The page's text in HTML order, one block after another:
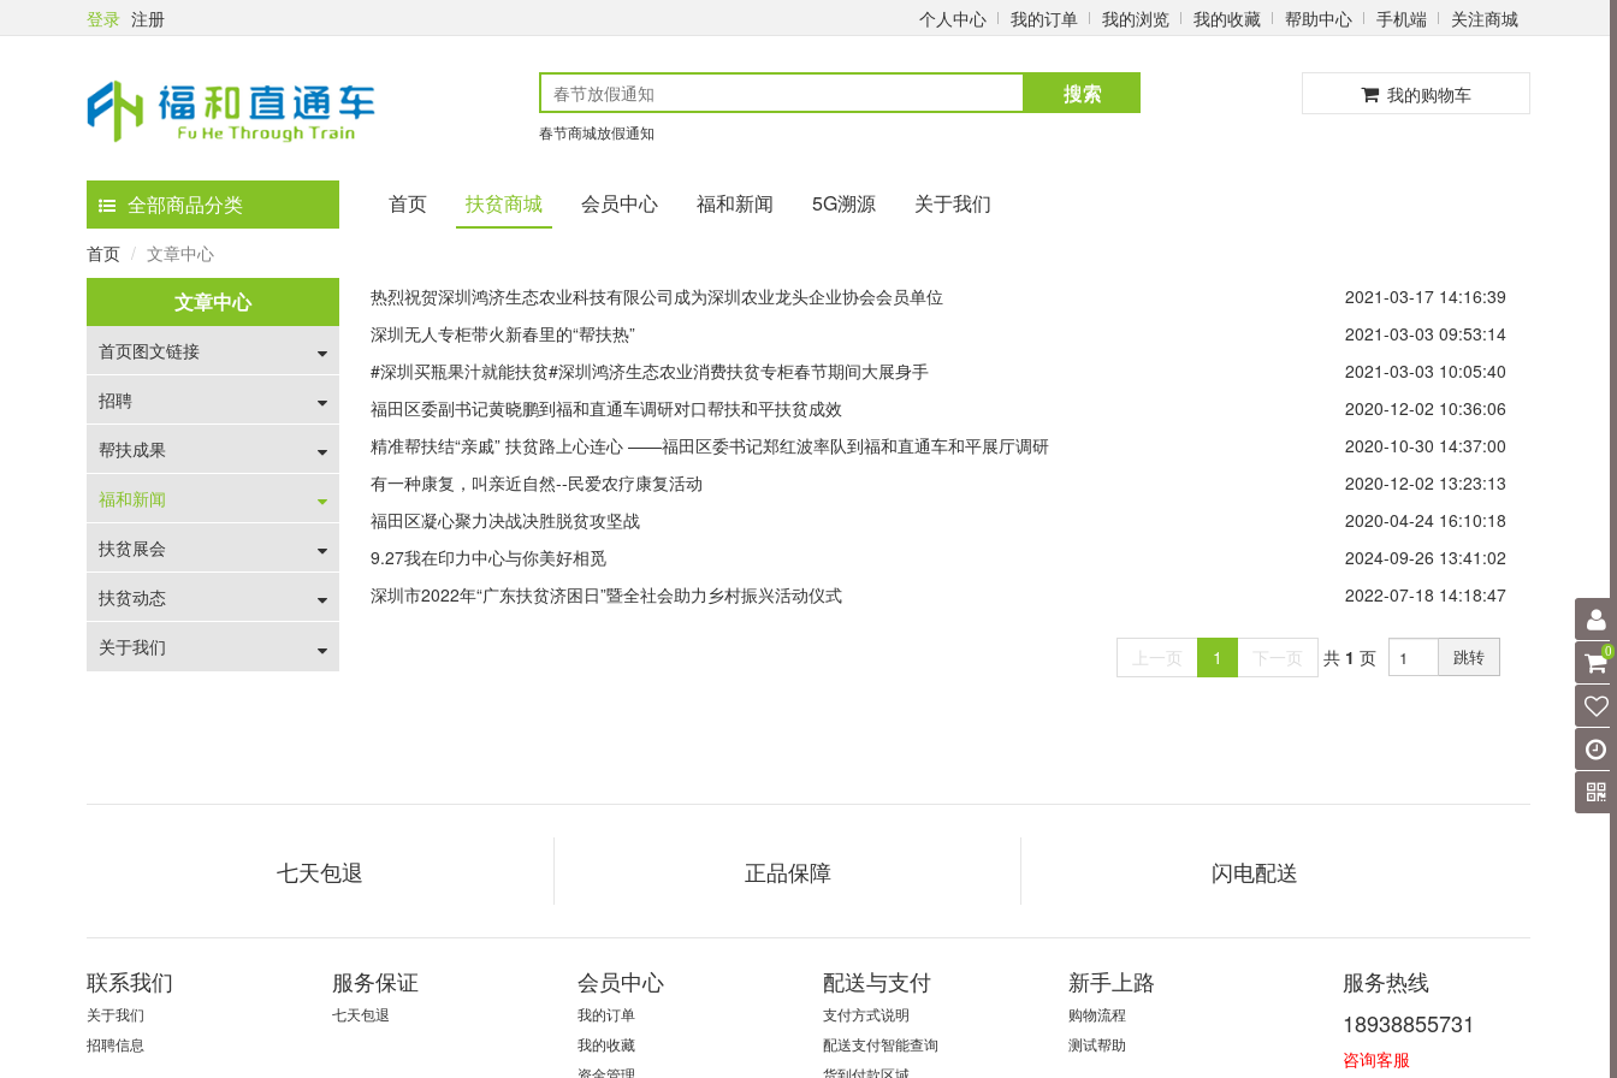
登录 注册 个人中心 我的订单 我的浏览 我的收藏 帮助中心 手机端 关注商城
搜索
春节商城放假通知
我的购物车
全部商品分类 首页 扶贫商城 会员中心 福和新闻 5G溯源 关于我们
首页 文章中心
文章中心
首页图文链接
招聘
帮扶成果
福和新闻
扶贫展会
扶贫动态
关于我们
热烈祝贺深圳鸿济生态农业科技有限公司成为深圳农业龙头企业协会会员单位
2021-03-17 14:16:39
深圳无人专柜带火新春里的“帮扶热”
2021-03-03 09:53:14
#深圳买瓶果汁就能扶贫#深圳鸿济生态农业消费扶贫专柜春节期间大展身手
2021-03-03 10:05:40
福田区委副书记黄晓鹏到福和直通车调研对口帮扶和平扶贫成效
2020-12-02 10:36:06
精准帮扶结“亲戚” 扶贫路上心连心 ——福田区委书记郑红波率队到福和直通车和平展厅调研
2020-10-30 14:37:00
有一种康复，叫亲近自然--民爱农疗康复活动
2020-12-02 13:23:13
福田区凝心聚力决战决胜脱贫攻坚战
2020-04-24 16:10:18
9.27我在印力中心与你美好相觅
2024-09-26 13:41:02
深圳市2022年“广东扶贫济困日”暨全社会助力乡村振兴活动仪式
2022-07-18 14:18:47
上一页 1 下一页 共 1 页 跳转
七天包退 正品保障 闪电配送
联系我们
关于我们
招聘信息
服务保证
七天包退
会员中心
我的订单
我的收藏
资金管理
配送与支付
支付方式说明
配送支付智能查询
货到付款区域
新手上路
购物流程
测试帮助
服务热线
18938855731
咨询客服
0